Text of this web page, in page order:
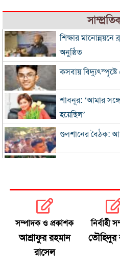
শিক্ষার মানোন্নয়নে
অনুষ্ঠিত
কসবায়
শাবনূর: ‘আমার
হয়েছিল’
গুলশানের বৈঠক:
গ্যাস-বিদ্যুৎ
বিএনপি নেতা
সম্পাদক ও প্রকাশক
আশ্রাফুর রহমান
রাসেল
নির্বাহী
তৌহিদুর